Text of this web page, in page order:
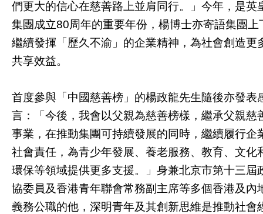
們更大的信心在慈善路上並肩同行。」今年，是英
集團成立80周年的重要年份，楊博士亦寄語集團上
繼續發揮「歷久不渝」的企業精神，為社會創造更
共享效益。
首度參與「中國慈善榜」的楊政龍先生隨後亦發表
言：「今後，我會以父親為慈善榜樣，繼承父親慈
事業，在推動集團可持續發展的同時，繼續履行企
社會責任，為青少年發展、養老服務、教育、文化
環保等領域提供更多支援。」身兼北京市第十三屆
協委員及香港青年聯會常務副主席等多個香港及內
義務公職的他，深明青年及其創新思維是推動社會